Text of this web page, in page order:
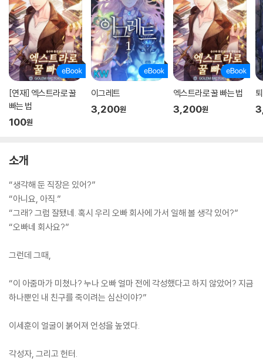
[연재] 엑스트라로 꿀
빠는 법
100원
이그레트
3,200원
엑스트라로 꿀 빠는 법
3,200원
소개
“생각해 둔 직장은 있어?”
“아니요, 아직.”
“그래? 그럼 잘됐네. 혹시 우리 오빠 회사에 가서 일해 볼 생각 있어?”
“오빠네 회사요?”
그런데 그때,
“이 아줌마가 미쳤나? 누나 오빠 얼마 전에 각성했다고 하지 않았어? 지금
하나뿐인 내 친구를 죽이려는 심산이야?”
이세훈이 얼굴이 붉어져 언성을 높였다.
각성자, 그리고 헌터.